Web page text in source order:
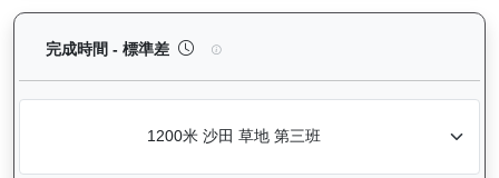
完成時間 - 標準差 煌上（L301）— 完成時間標準差分析